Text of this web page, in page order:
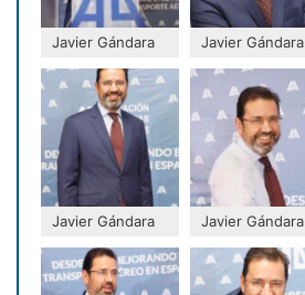
Javier Gándara Javier Gándara
Javier Gándara Javier Gándara